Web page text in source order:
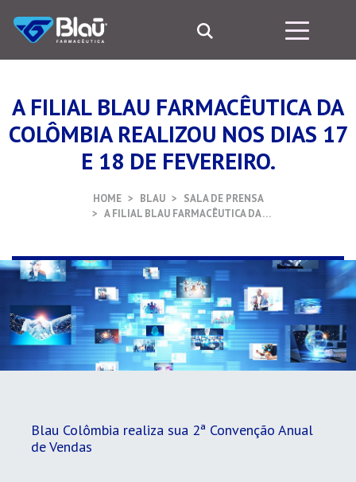
A FILIAL BLAU FARMACÊUTICA DA
COLÔMBIA REALIZOU NOS DIAS 17
E 18 DE FEVEREIRO.
HOME BLAU
SALA DE PRENSA
A FILIAL BLAU FARMACÊUTICA DA …
Blau Colômbia realiza sua 2ª Convenção Anual
de Vendas